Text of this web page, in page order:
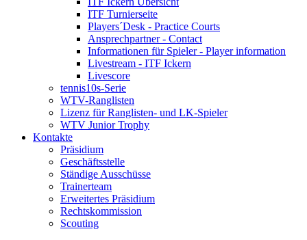
ITF Turnierseite
Players´Desk - Practice Courts
Ansprechpartner - Contact
Informationen für Spieler - Player information
Livestream - ITF Ickern
Livescore
tennis10s-Serie
WTV-Ranglisten
Lizenz für Ranglisten- und LK-Spieler
WTV Junior Trophy
Kontakte
Präsidium
Geschäftsstelle
Ständige Ausschüsse
Trainerteam
Erweitertes Präsidium
Rechtskommission
Scouting